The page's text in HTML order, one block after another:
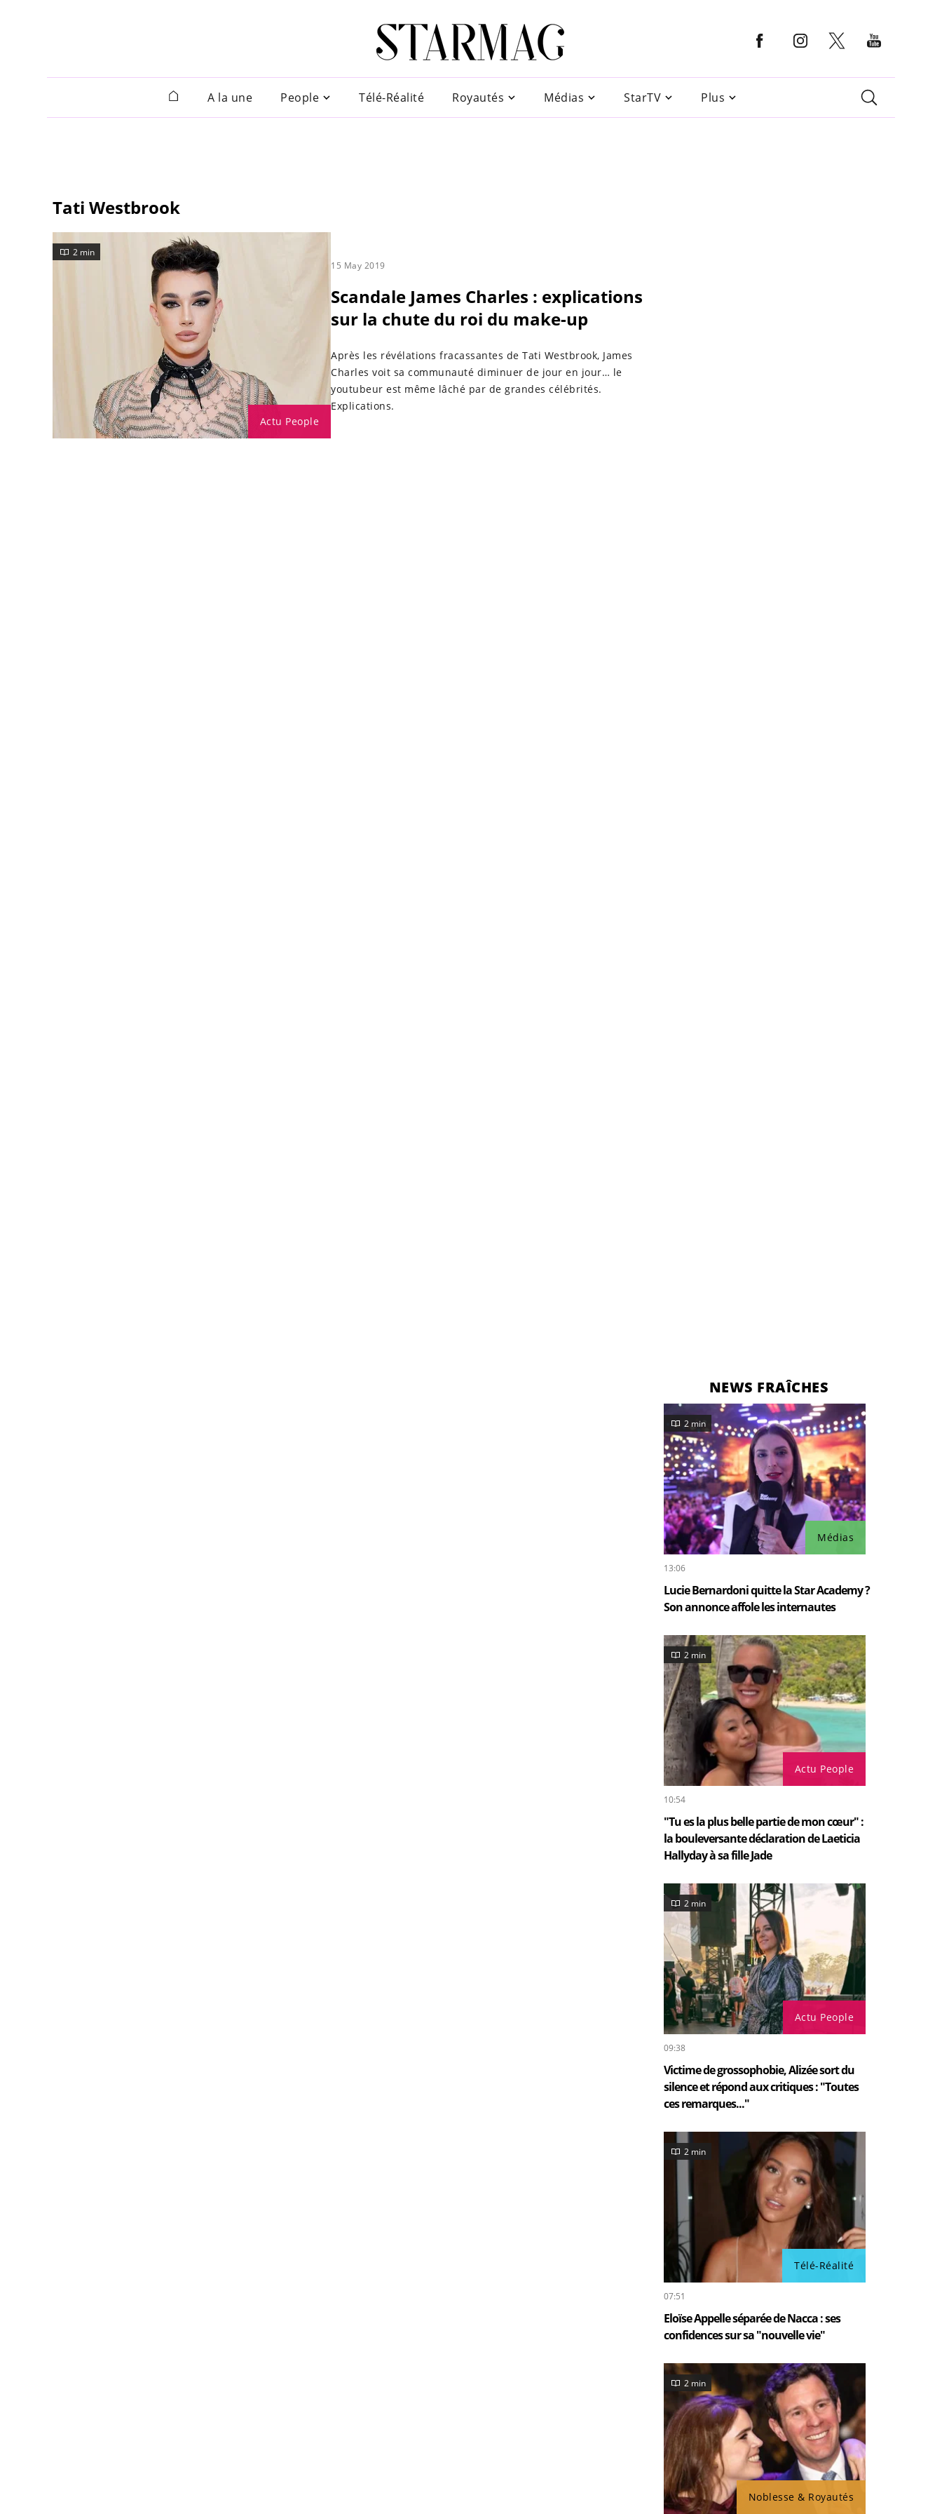
A la une People Télé-Réalité Royautés Médias StarTV Plus
Tati Westbrook
Actu People
2 min
15 May 2019
Scandale James Charles : explications
sur la chute du roi du make-up
Après les révélations fracassantes de Tati Westbrook, James
Charles voit sa communauté diminuer de jour en jour… le
youtubeur est même lâché par de grandes célébrités.
Explications.
NEWS FRAÎCHES
Médias
2 min
13:06
Lucie Bernardoni quitte la Star Academy ?
Son annonce affole les internautes
Actu People
2 min
10:54
"Tu es la plus belle partie de mon cœur" :
la bouleversante déclaration de Laeticia
Hallyday à sa fille Jade
Actu People
2 min
09:38
Victime de grossophobie, Alizée sort du
silence et répond aux critiques : "Toutes
ces remarques..."
Télé-Réalité
2 min
07:51
Eloïse Appelle séparée de Nacca : ses
confidences sur sa "nouvelle vie"
Noblesse & Royautés
2 min